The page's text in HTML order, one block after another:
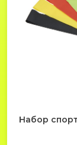
Набор